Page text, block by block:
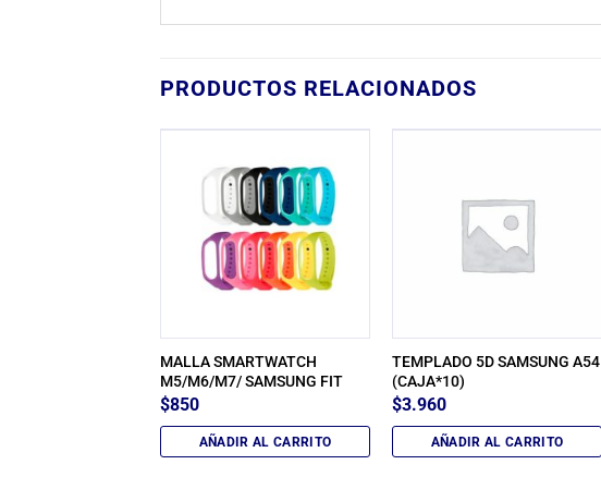
PRODUCTOS RELACIONADOS
MALLA SMARTWATCH
M5/M6/M7/ SAMSUNG FIT
$850
AÑADIR AL CARRITO
TEMPLADO 5D SAMSUNG A54
(CAJA*10)
$3.960
AÑADIR AL CARRITO